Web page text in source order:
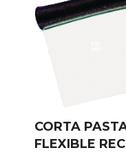
CORTA
FLEXIBLE